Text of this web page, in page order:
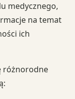
medycznego,
na temat
ich
różnorodne